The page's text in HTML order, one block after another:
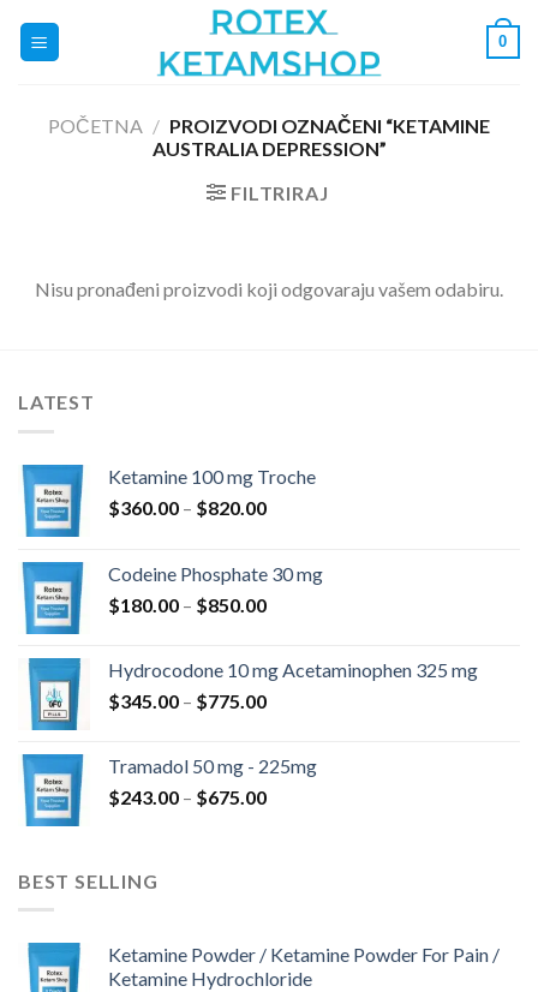
0
POČETNA / PROIZVODI OZNAČENI “KETAMINE
AUSTRALIA DEPRESSION”
FILTRIRAJ
Nisu pronađeni proizvodi koji odgovaraju vašem odabiru.
LATEST
Ketamine 100 mg Troche
$360.00 – $820.00Raspon
$360.00
do
Codeine Phosphate 30 mg
$180.00 – $850.00Raspon
$180.00
do
Hydrocodone 10 mg Acetaminophen 325 mg
$345.00 – $775.00Raspon
$345.00
do
Tramadol 50 mg - 225mg
$243.00 – $675.00Raspon
BEST SELLING
Ketamine Powder / Ketamine Powder For Pain /
Ketamine Hydrochloride